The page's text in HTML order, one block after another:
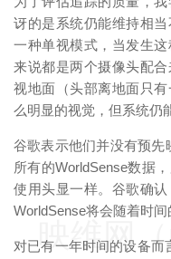
讶的是系统仍能维持相
一种单视模式，当发生
来说都是两个摄像头配
视地面（头部离地面只
么明显的视觉，但系统仍
谷歌表示他们并没有预先
所有的WorldSense数据
使用头显一样。谷歌确
WorldSense将会随着时间
对已有一年时间的设备而
映维网